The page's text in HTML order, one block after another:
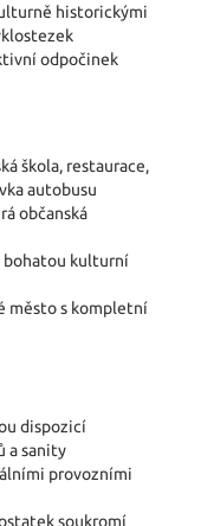
historickými
odpočinek
škola, restaurace,
autobusu
občanská
bohatou kulturní
město s kompletní
dispozicí
a sanity
provozními
soukromí